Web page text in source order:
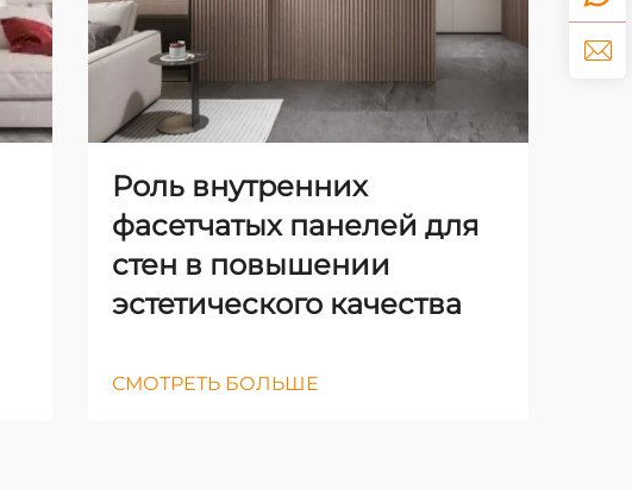
Роль внутренних
фасетчатых панелей для
стен в повышении
эстетического качества
СМОТРЕТЬ БОЛЬШЕ